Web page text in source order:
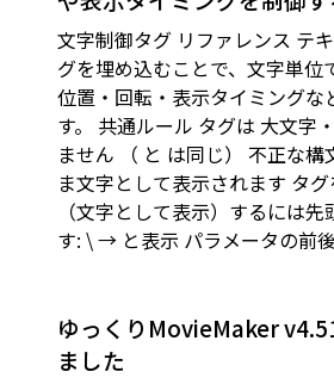
文字制御タグ リファレンス テ
グを埋め込むことで、文字単位
位置・回転・表示タイミングな
す。 共通ルール タグは 大文字
ません （ と は同じ） 不正な構
ま文字として表示されます タ
（文字として表示）するには
す: \ → と表示 パラメータの前
ゆっくりMovieMaker
ました